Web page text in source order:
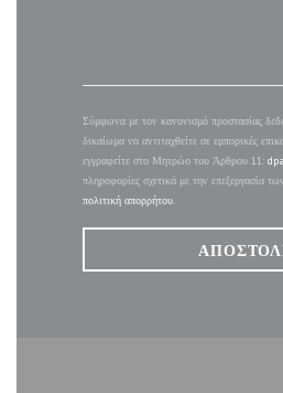
Σύμφωνα με τον κανονισμό προστασίας
δικαίωμα να αντιταχθείτε σε εμπορικές
εγγραφείτε στο Μητρώο του Άρθρου 11:
πληροφορίες σχετικά με την επεξεργασία
πολιτική απορρήτου.